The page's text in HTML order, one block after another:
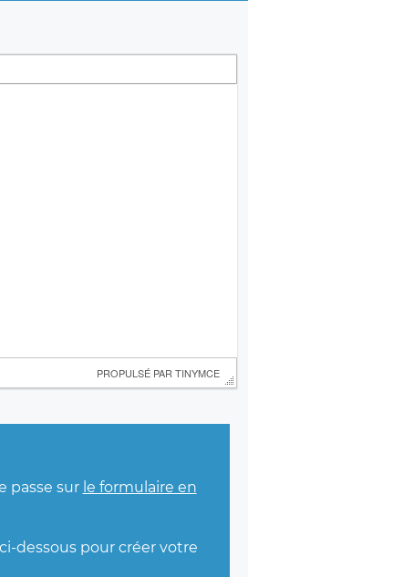
PROPULSÉ PAR TINYMCE
passe sur le formulaire en
dessous pour créer votre